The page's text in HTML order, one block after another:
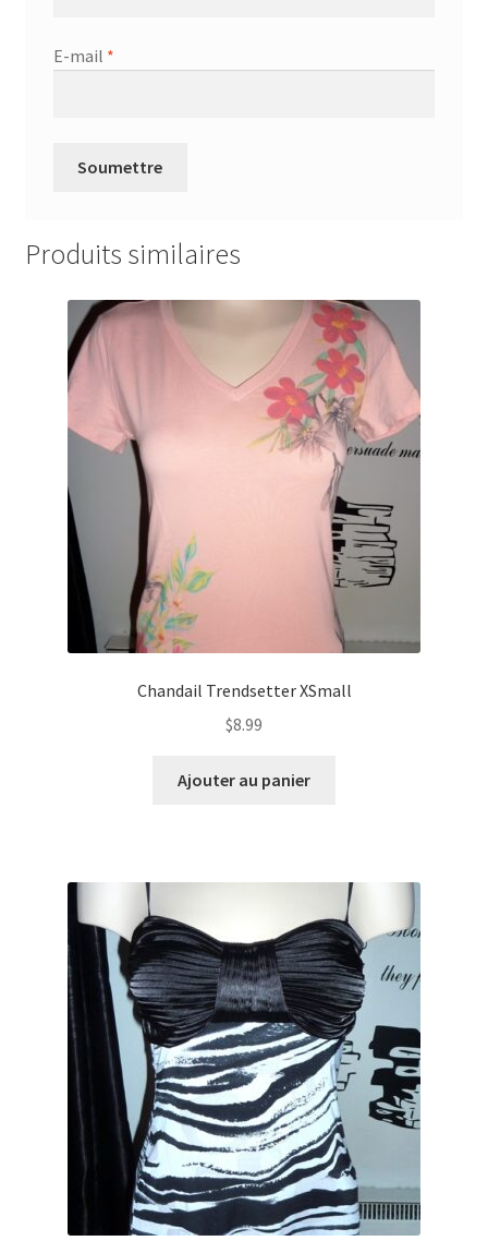
E-mail *
Produits similaires
Chandail Trendsetter XSmall
$8.99
Ajouter au panier